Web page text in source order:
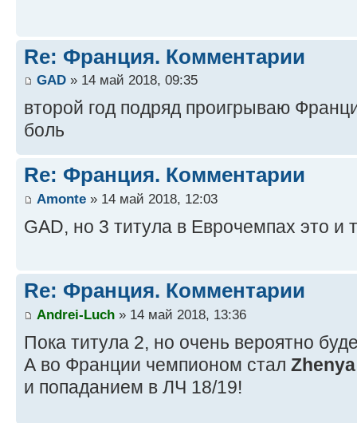
Re: Франция. Комментарии
GAD » 14 май 2018, 09:35
второй год подряд проигрываю
боль
Re: Франция. Комментарии
Amonte » 14 май 2018, 12:03
GAD, но 3 титула в Еврочемпах это и
Re: Франция. Комментарии
Andrei-Luch » 14 май 2018, 13:36
Пока титула 2, но очень вероятно
А во Франции чемпионом стал Zhenya
и попаданием в ЛЧ 18/19!